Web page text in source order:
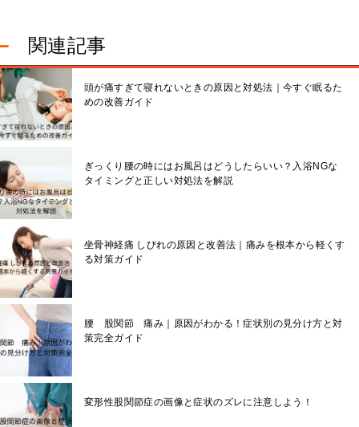
関連記事
頭が痛すぎて寝れないときの原因と対処法｜今すぐ眠るた
めの改善ガイド
ぎっくり腰の時にはお風呂はどうしたらいい？入浴NGな
タイミングと正しい対処法を解説
坐骨神経痛 しびれの原因と改善法｜痛みを根本から軽くす
る対策ガイド
腰 股関節 痛み｜原因がわかる！症状別の見分け方と対
策完全ガイド
変形性股関節症の画像と症状のズレに注意しよう！